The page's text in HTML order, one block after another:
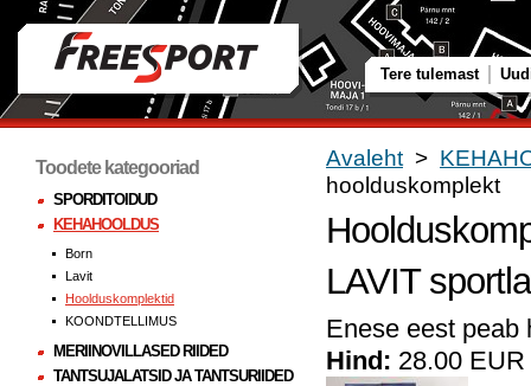
Tere tulemast
Avaleht >
hoolduskomplekt
LAVIT
Enese eest peab
Hind: 28.00 EUR
Toodete kategooriad
SPORDITOIDUD
KEHAHOOLDUS
Born
Lavit
Hoolduskomplektid
KOONDTELLIMUS
MERIINOVILLASED RIIDED
TANTSUJALATSID JA TANTSURIIDED